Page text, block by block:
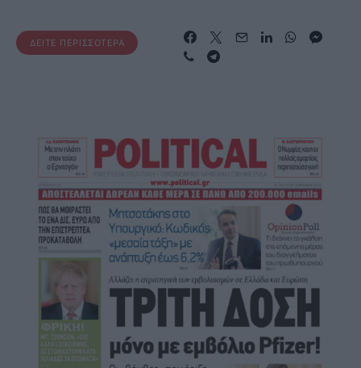
ΔΕΊΤΕ ΠΕΡΙΣΣΌΤΕΡΑ